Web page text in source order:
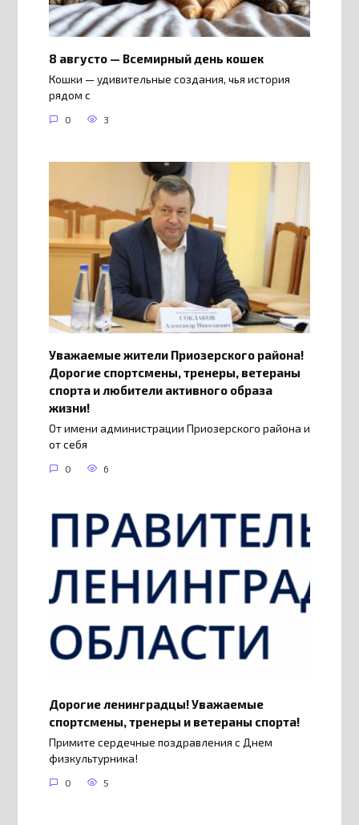
8 августо — Всемирный день кошек
Кошки — удивительные создания, чья история
рядом с
0 3
Уважаемые жители Приозерского района!
Дорогие спортсмены, тренеры, ветераны
спорта и любители активного образа
жизни!
От имени администрации Приозерского района и
от себя
0 6
Дорогие ленинградцы! Уважаемые
спортсмены, тренеры и ветераны спорта!
Примите сердечные поздравления с Днем
физкультурника!
0 5